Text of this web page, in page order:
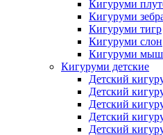
Кигуруми
Кигуруми
Кигуруми тигр
Кигуруми слон
Кигуруми
Кигуруми детские
Детский
Детский
Детский
Детский
Детский